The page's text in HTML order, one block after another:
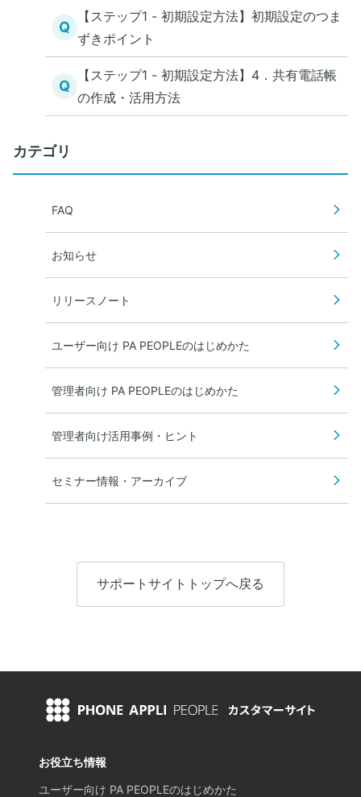
Q
【ステップ1 - 初期設定方法】初期設定のつま
ずきポイント
Q
【ステップ1 - 初期設定方法】4．共有電話帳
の作成・活用方法
カテゴリ
FAQ
お知らせ
リリースノート
ユーザー向け PA PEOPLEのはじめかた
管理者向け PA PEOPLEのはじめかた
管理者向け活用事例・ヒント
セミナー情報・アーカイブ
サポートサイトトップへ戻る
お役立ち情報
ユーザー向け PA PEOPLEのはじめかた